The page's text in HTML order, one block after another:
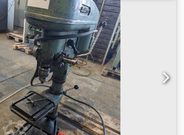
mm Težina: 44 kg Hod pinole: 60 mm
- sto: 140 - 315 mm Radni sto: 300 x 250
70 mm Stalni/normalni kapacitet
ST60) Uređaj za narezivanje navoja
OLED ekranom Dodpoy Hf Rhjfx Af
poklopac glave bušilice sa
prednjim delom LED osvetljenje Brzo
graničnik dubine bušenja
obrtaja preko centralnog
Taster za hitno zaustavljanje Termička